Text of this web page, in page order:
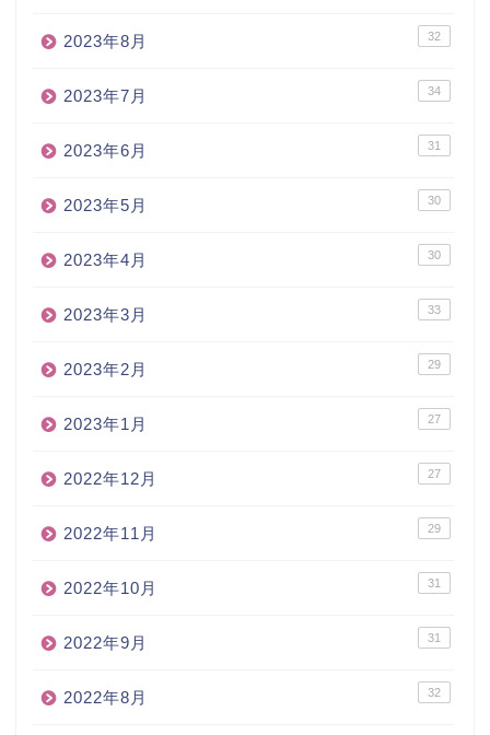
2023年8月 32
2023年7月 34
2023年6月 31
2023年5月 30
2023年4月 30
2023年3月 33
2023年2月 29
2023年1月 27
2022年12月 27
2022年11月 29
2022年10月 31
2022年9月 31
2022年8月 32